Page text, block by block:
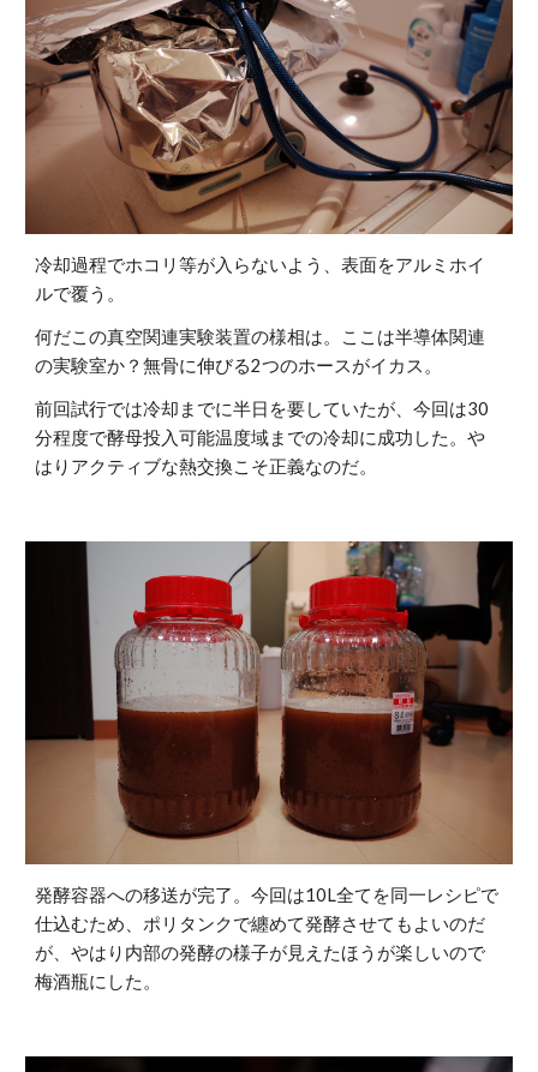
冷却過程でホコリ等が入らないよう、表面をアルミホイ
ルで覆う。
何だこの真空関連実験装置の様相は。ここは半導体関連
の実験室か？無骨に伸びる2つのホースがイカス。
前回試行では冷却までに半日を要していたが、今回は30
分程度で酵母投入可能温度域までの冷却に成功した。や
はりアクティブな熱交換こそ正義なのだ。
発酵容器への移送が完了。今回は10L全てを同一レシピで
仕込むため、ポリタンクで纏めて発酵させてもよいのだ
が、やはり内部の発酵の様子が見えたほうが楽しいので
梅酒瓶にした。